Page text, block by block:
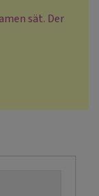
sät. Der